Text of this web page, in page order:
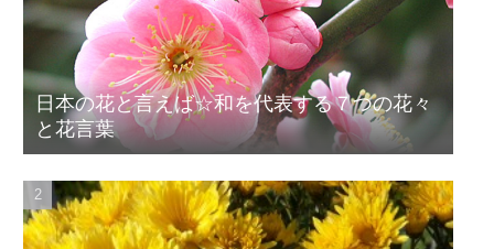
日本の花と言えば☆和を代表する７つの花々
と花言葉